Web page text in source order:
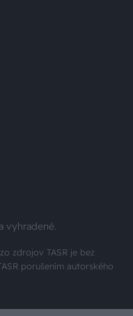
vyhradené.
zdrojov TASR je bez
porušením autorského